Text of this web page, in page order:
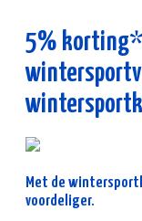
5%
Met de
voordeliger.